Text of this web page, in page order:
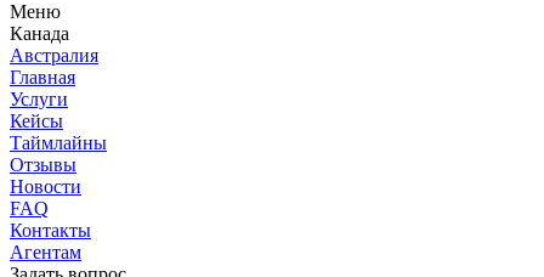
Меню
Канада
Австралия
Главная
Услуги
Кейсы
Таймлайны
Отзывы
Новости
FAQ
Контакты
Агентам